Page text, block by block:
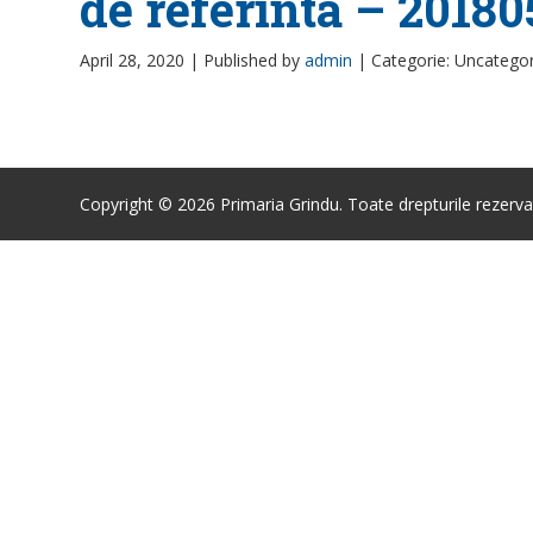
April 28, 2020 | Published by admin | Categorie:
Copyright © 2026 Primaria Grindu. Toate drepturile